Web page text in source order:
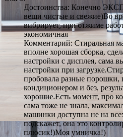
Достоинства: Конечно
вещи чистые и свежие)Во
вибрирует, при отжиме
экономичная
Комментарий: Стиральная
вполне хорошая сборка,
настройки с дисплея, сама
настройки при
пробовала разные порошки,
кондиционером и без,
хорошие.Есть момент, про
сама тоже не знала,
машинки доступна не на
подскажет, она это
плюсик!)Моя умничка!)